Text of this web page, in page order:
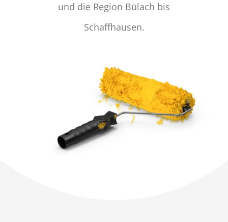
und die Region Bülach bis
Schaffhausen.